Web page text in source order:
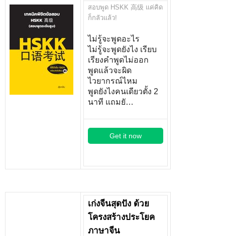
สอบพูด HSKK 高级 แค่คิด
ก็กลัวแล้ว!
ไม่รู้จะพูดอะไร
ไม่รู้จะพูดยังไง เรียบ
เรียงคำพูดไม่ออก
พูดแล้วจะผิด
ไวยากรณ์ไหม
พูดยังไงคนเดียวตั้ง 2
นาที แถมยั…
Get it now
เก่งจีนสุดปัง ด้วย
โครงสร้างประโยค
ภาษาจีน